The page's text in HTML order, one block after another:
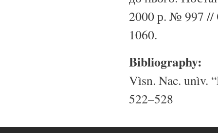
2000 р. № 997 //
1060.
Bibliography:
Vìsn. Nac. unìv.
522–528